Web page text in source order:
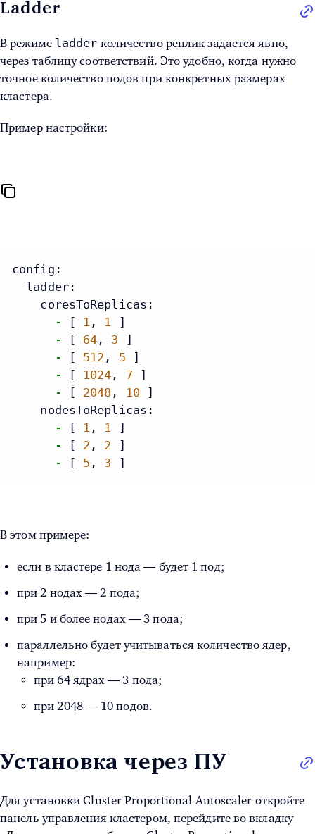
Ladder
В режиме ladder количество реплик задается явно,
через таблицу соответствий. Это удобно, когда нужно
точное количество подов при конкретных размерах
кластера.
Пример настройки:
config:
ladder:
coresToReplicas:
- [ 1 , 1 ]
- [ 64 , 3 ]
- [ 512 , 5 ]
- [ 1024 , 7 ]
- [ 2048 , 10 ]
nodesToReplicas:
- [ 1 , 1 ]
- [ 2 , 2 ]
- [ 5 , 3
В этом примере:
если в кластере 1 нода — будет 1 под;
при 2 нодах — 2 пода;
при 5 и более нодах — 3 пода;
параллельно будет учитываться количество ядер,
например:
при 64 ядрах — 3 пода;
при 2048 — 10 подов.
Установка через ПУ
Для установки Cluster Proportional Autoscaler откройте
панель управления кластером, перейдите во вкладку